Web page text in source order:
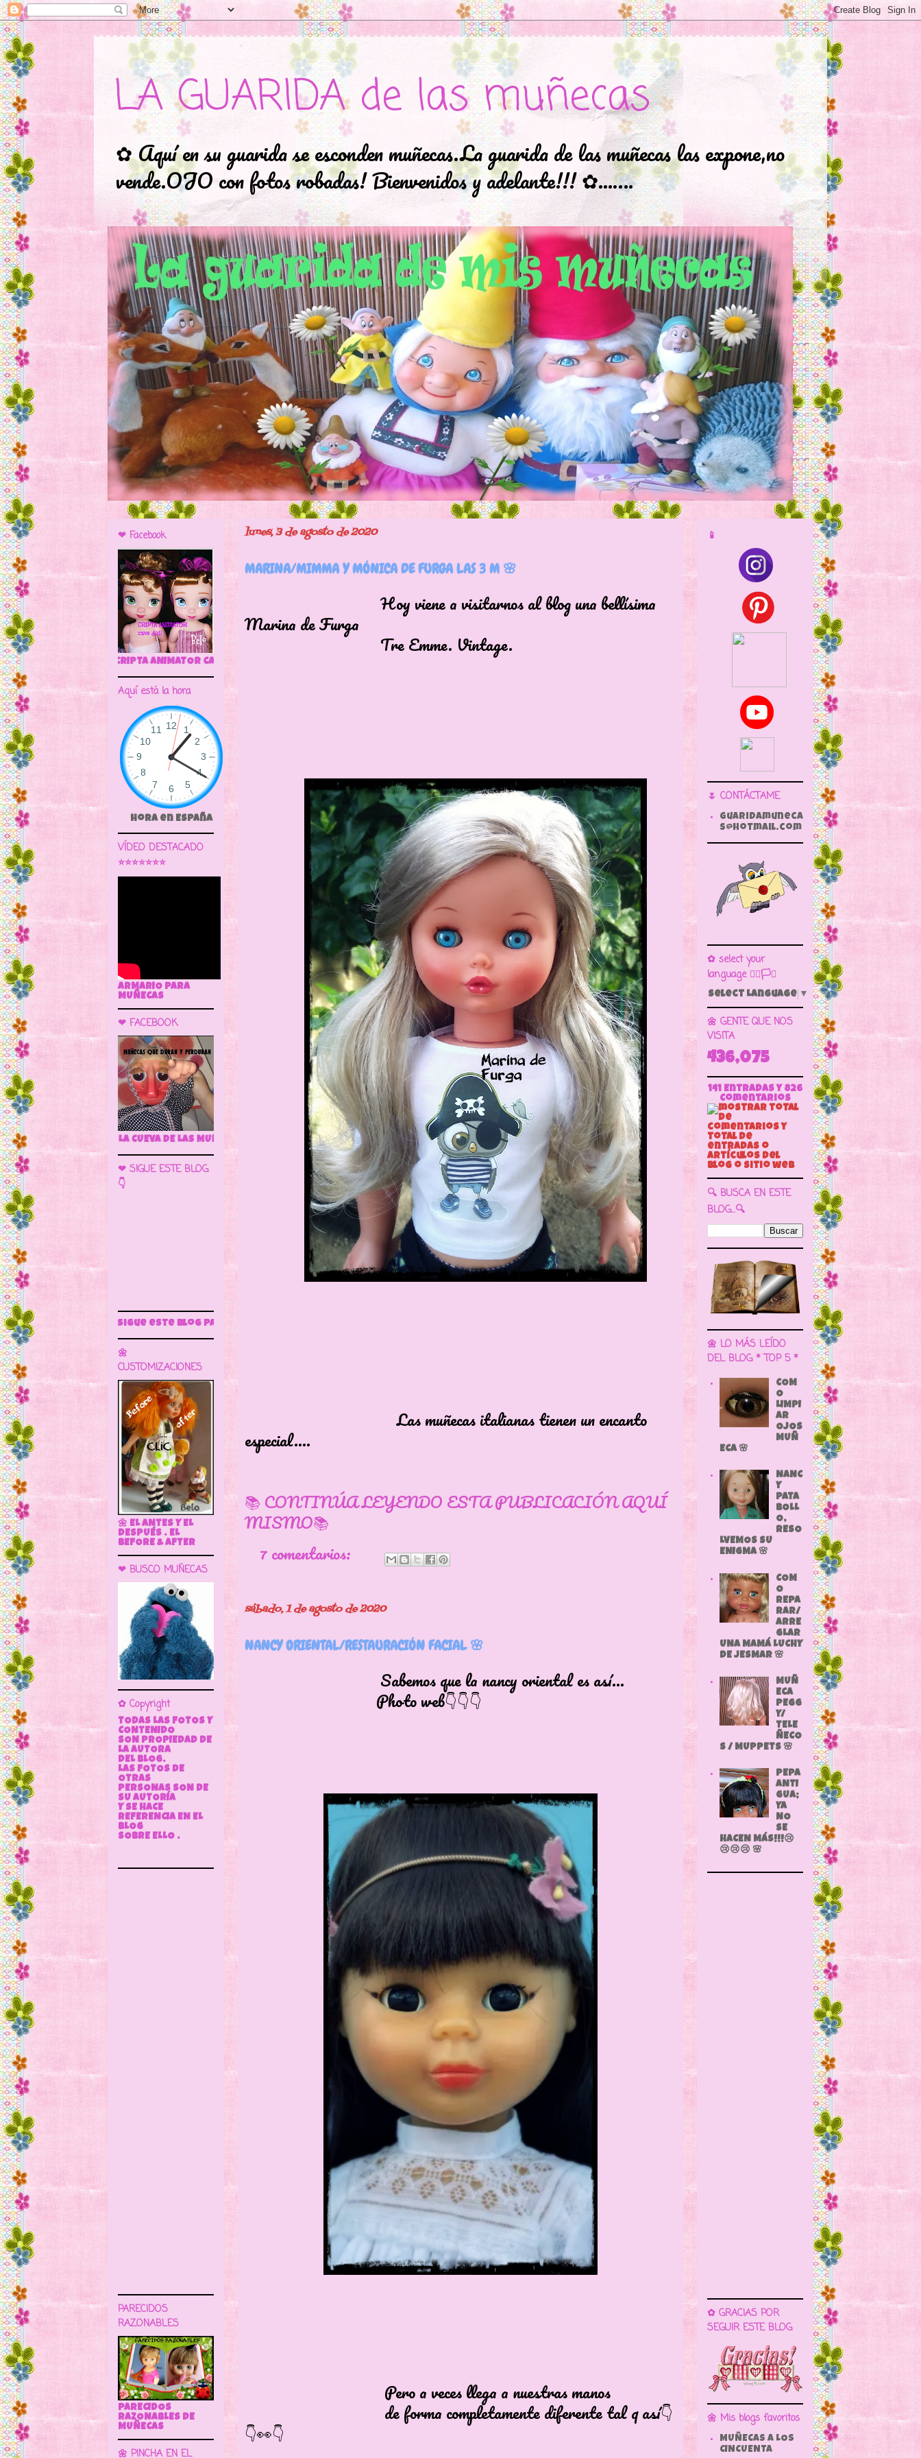
LA GUARIDA de las muñecas
✿ Aquí en su guarida se esconden muñecas.La guarida de las muñecas las expone,no
vende.OJO con fotos robadas! Bienvenidos y adelante!!! ✿...….
lunes, 3 de agosto de 2020
MARINA/MIMMA Y MÓNICA DE FURGA LAS 3 M 🌸
Hoy viene a visitarnos al blog una bellísima
Marina de Furga
Tre Emme. Vintage.
Las muñecas italianas tienen un encanto
especial....
📚 CONTINÚA LEYENDO ESTA PUBLICACIÓN AQUÍ
MISMO📚
7 comentarios:
sábado, 1 de agosto de 2020
NANCY ORIENTAL/RESTAURACIÓN FACIAL 🌸
Sabemos que la nancy oriental es así...
Photo web👇👇👇
Pero a veces llega a nuestras manos
de forma completamente diferente tal q así👇
👇👀👇
❤ Facebook
ANIMATOR CAVE DOLL
Aquí está la hora
Hora en España
VÍDEO DESTACADO
⭐⭐⭐⭐⭐⭐⭐
ARMARIO PARA
MUÑECAS
❤ FACEBOOK
LA CUEVA DE LAS MUÑECAS
❤ SIGUE ESTE BLOG
👇
Sigue este blog para más información
🌼
CUSTOMIZACIONES
🌼 EL ANTES Y EL
DESPUÉS . EL
BEFORE & AFTER
❤ BUSCO MUÑECAS
✿ Copyright
TODAS LAS FOTOS Y
CONTENIDO
SON PROPIEDAD DE
LA AUTORA
DEL BLOG.
LAS FOTOS DE
OTRAS
PERSONAS SON DE
SU AUTORÍA
Y SE HACE
REFERENCIA EN EL
BLOG
SOBRE ELLO .
PARECIDOS
RAZONABLES
PARECIDOS
RAZONABLES DE
MUÑECAS
🌼 PINCHA EN EL
📱
🌷 CONTÁCTAME
guaridamuneca
s@hotmail.com
✿ select your
language 🏳️‍🌈🏳️🏁
Select Language ▼
🌼 GENTE QUE NOS
VISITA
436,075
141 Entradas y 826
Comentarios
🔍 BUSCA EN ESTE
BLOG...🔍
🌼 LO MÁS LEÍDO
DEL BLOG * TOP 5 *
COM
O
LIMPI
AR
OJOS
MUÑ
ECA 🌸
NANC
Y
PATA
BOLL
O,
RESO
LVEMOS SU
ENIGMA 🌸
COM
O
REPA
RAR/
ARRE
GLAR
UNA MAMÁ LUCHY
DE JESMAR 🌸
MUÑ
ECA
PEGG
Y/
TELE
ÑECO
S / MUPPETS 🌸
PEPA
ANTI
GUA;
YA
NO
SE
HACEN MÁS!!!😢
😢😢😢 🌸
✿ GRACIAS POR
SEGUIR ESTE BLOG
🌼 Mis blogs favoritos
MUÑECAS A LOS
CINCUENTA